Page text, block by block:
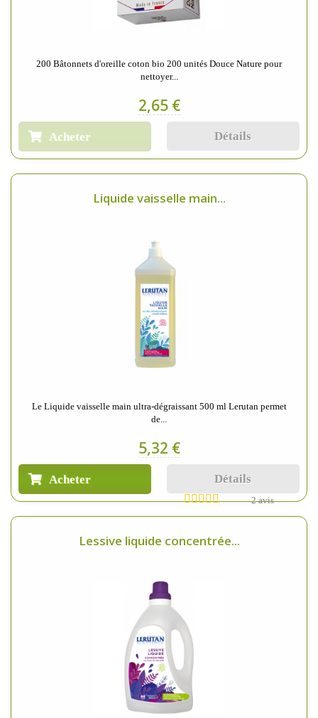
200 Bâtonnets d'oreille coton bio 200 unités Douce Nature pour
nettoyer...
2,65 €
Acheter Détails
Liquide vaisselle main...
Le Liquide vaisselle main ultra-dégraissant 500 ml Lerutan permet
de...
5,32 €
Acheter Détails
2 avis
Lessive liquide concentrée...